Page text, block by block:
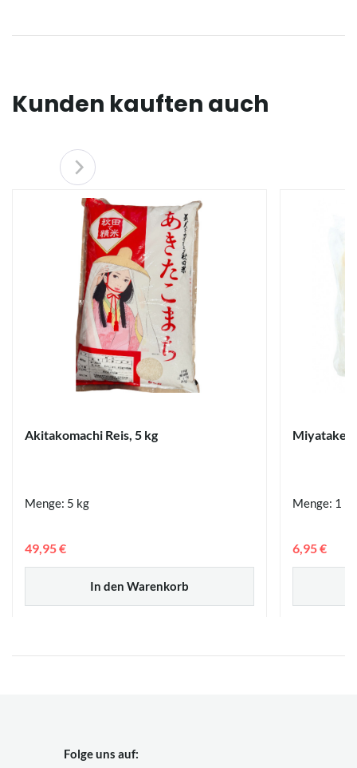
Kunden kauften auch
Akitakomachi Reis, 5 kg
Menge: 5 kg
In den Warenkorb
49,95 €
Miyatake
Menge: 1 kg
6,95 €
Folge uns auf: